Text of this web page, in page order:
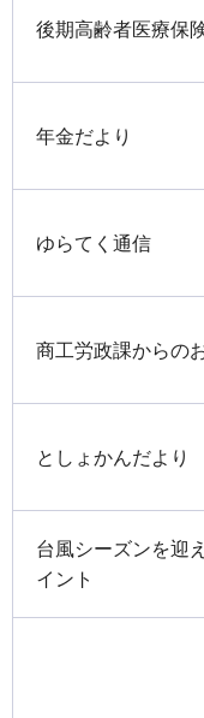
後期高齢者医療保
年金だより
ゆらてく通信
商工労政課からの
としょかんだより
台風シーズンを迎
イント